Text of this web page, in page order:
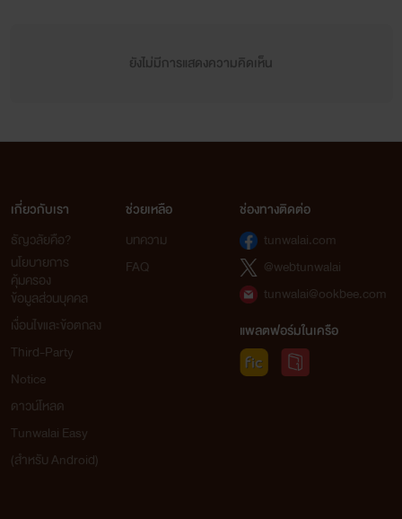
ยังไม่มีการแสดงความคิดเห็น
เกี่ยวกับเรา
ธัญวลัยคือ?
นโยบายการ
คุ้มครอง
ข้อมูลส่วนบุคคล
เงื่อนไขและข้อตกลง
Third-Party
Notice
ดาวน์โหลด
Tunwalai Easy
(สำหรับ Android)
ช่วยเหลือ
บทความ
FAQ
ช่องทางติดต่อ
tunwalai.com
@webtunwalai
tunwalai@ookbee.com
แพลตฟอร์มในเครือ